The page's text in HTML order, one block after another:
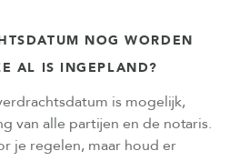
NOG WORDEN
AL IS INGEPLAND?
is mogelijk,
van alle partijen en de notaris.
je regelen, maar houd er